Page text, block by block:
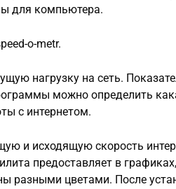
для компьютера.
o-metr.
нагрузку на сеть.
можно определить
с интернетом.
и исходящую скорость
предоставляет в
разными цветами. После